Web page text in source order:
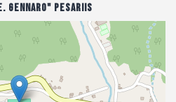
Gennaro" Pesariis